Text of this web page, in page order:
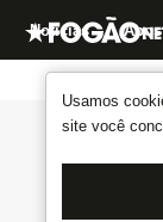
Usamos
site você
Notícias